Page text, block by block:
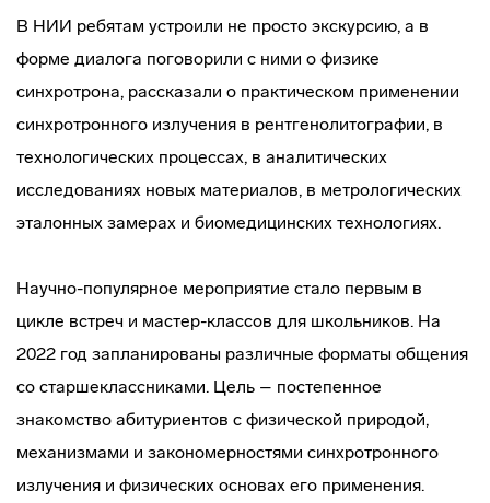
В НИИ ребятам устроили не просто экскурсию, а в
форме диалога поговорили с ними о физике
синхротрона, рассказали о практическом применении
синхротронного излучения в рентгенолитографии, в
технологических процессах, в аналитических
исследованиях новых материалов, в метрологических
эталонных замерах и биомедицинских технологиях.
Научно-популярное мероприятие стало первым в
цикле встреч и мастер-классов для школьников. На
2022 год запланированы различные форматы общения
со старшеклассниками. Цель – постепенное
знакомство абитуриентов с физической природой,
механизмами и закономерностями синхротронного
излучения и физических основах его применения.